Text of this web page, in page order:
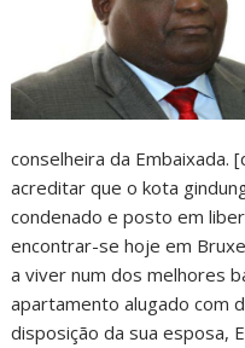
conselheira da
acreditar que o kota
condenado e posto em
encontrar-se hoje em
a viver num dos melhores
apartamento alugado com
disposição da sua esposa,